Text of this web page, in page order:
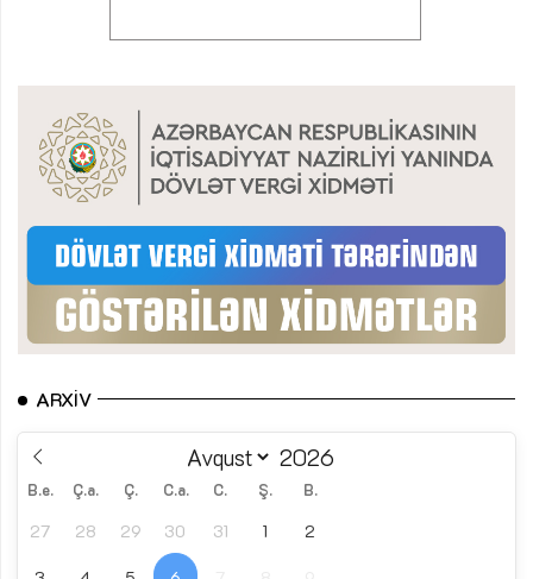
ARXIV
B.e. Ç.a. Ç. C.a. C. Ş. B.
27 28 29 30 31 1 2